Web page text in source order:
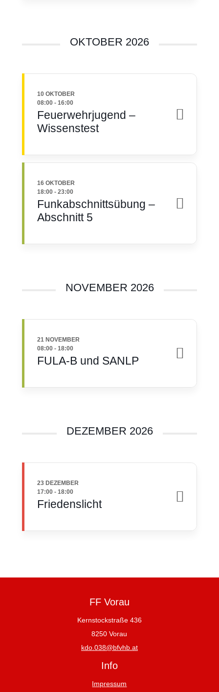
OKTOBER 2026
10 OKTOBER
08:00- 16:00
Feuerwehrjugend –
Wissenstest
16 OKTOBER
18:00- 23:00
Funkabschnittsübung –
Abschnitt 5
NOVEMBER 2026
21 NOVEMBER
08:00- 18:00
FULA-B und SANLP
DEZEMBER 2026
23 DEZEMBER
17:00- 18:00
Friedenslicht
FF Vorau
Kernstockstraße 436
8250 Vorau
kdo.038@bfvhb.at
Info
Impressum